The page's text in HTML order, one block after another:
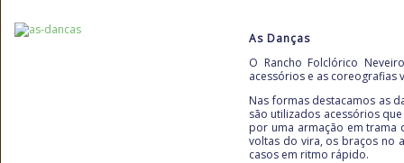
As Danças
O Rancho Folclórico
acessórios e as coreografias
Nas formas destacamos as
são utilizados acessórios
por uma armação em trama
voltas do vira, os braços no
casos em ritmo rápido.